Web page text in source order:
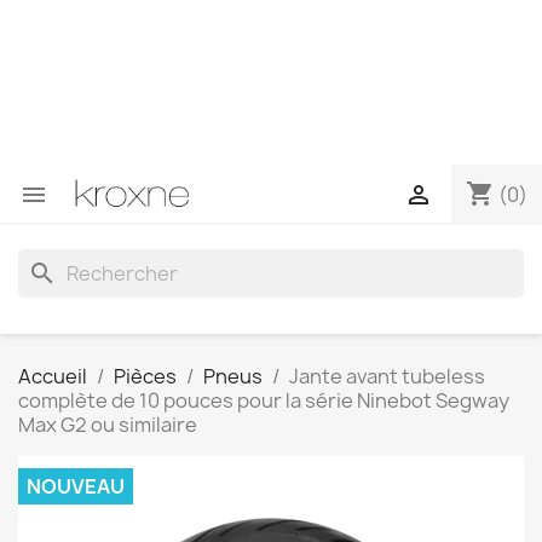
 shopping_cart (0)

search
Accueil Pièces Pneus
Jante avant tubeless
complète de 10 pouces pour la série Ninebot Segway
Max G2 ou similaire
NOUVEAU